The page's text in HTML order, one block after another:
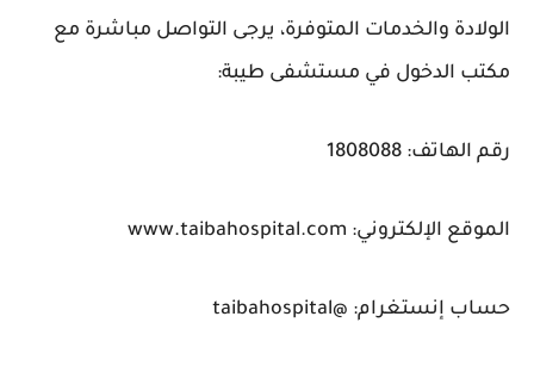
الولادة والخدمات المتوفرة، يرجى التواصل مباشرة مع
مكتب الدخول في مستشفى طيبة:
رقم الهاتف: 1808088
الموقع الإلكتروني: www.taibahospital.com
حساب إنستغرام: @taibahospital